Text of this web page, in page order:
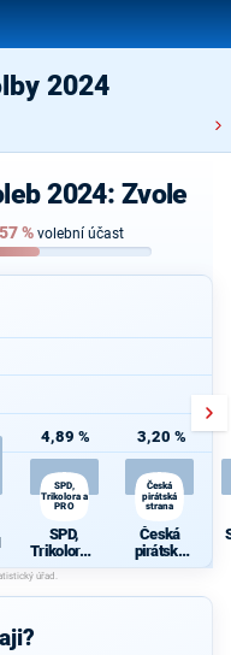
2024
2024: Zvole
% volební účast
4,89 %
SPD,
Trikolora a
PRO
SPD,
Trikolora a
PRO
3,20 %
Česká
pirátská
strana
Česká
pirátská
strana